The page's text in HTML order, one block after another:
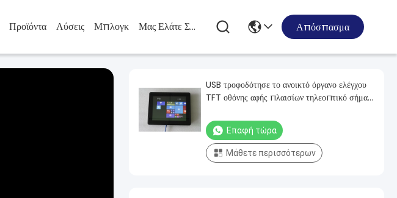
Προϊόντα Λύσεις Μπλογκ Μας Ελάτε Σε Επαφή Με Απόσπασμα
USB τροφοδότησε το ανοικτό όργανο ελέγχου
TFT οθόνης αφής πλαισίων τηλεοπτικό σήμα
Επαφή τώρα
Μάθετε περισσότερων